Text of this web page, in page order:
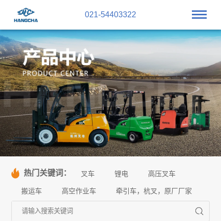
021-54403322
热门关键词： 叉车 锂电 高压叉车
搬运车 高空作业车 牵引车，杭叉，原厂厂家